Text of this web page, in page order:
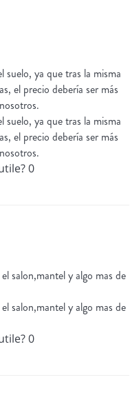
suelo, ya que tras la misma
el precio debería ser más
suelo, ya que tras la misma
el precio debería ser más
0
salon,mantel y algo mas de
salon,mantel y algo mas de
0